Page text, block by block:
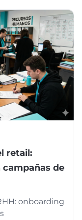
retail:
de
onboarding